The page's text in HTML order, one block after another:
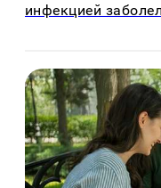
инфекцией